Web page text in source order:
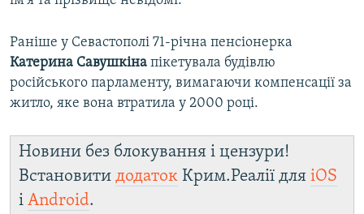
Раніше у Севастополі 71-річна пенсіонерка
Катерина Савушкіна пікетувала будівлю
російського парламенту, вимагаючи компенсації за
житло, яке вона втратила у 2000 році.
Новини без блокування і цензури!
Встановити додаток Крим.Реалії для iOS
і Android.